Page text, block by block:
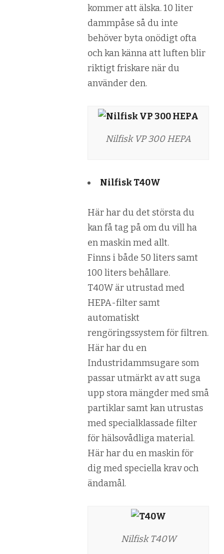
kommer att älska. 10 liter
dammpåse så du inte
behöver byta onödigt ofta
och kan känna att luften blir
riktigt friskare när du
använder den.
Nilfisk VP 300 HEPA
Nilfisk T40W
Här har du det största du
kan få tag på om du vill ha
en maskin med allt.
Finns i både 50 liters samt
100 liters behållare.
T40W är utrustad med
HEPA-filter samt
automatiskt
rengöringssystem för filtren.
Här har du en
Industridammsugare som
passar utmärkt av att suga
upp stora mängder med små
partiklar samt kan utrustas
med specialklassade filter
för hälsovådliga material.
Här har du en maskin för
dig med speciella krav och
ändamål.
Nilfisk T40W